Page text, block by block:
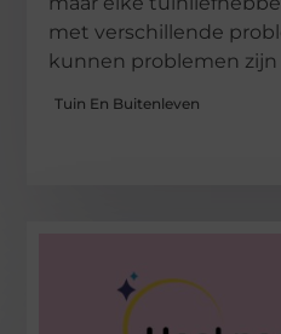
met verschillende
kunnen problemen zijn
Tuin En Buitenleven